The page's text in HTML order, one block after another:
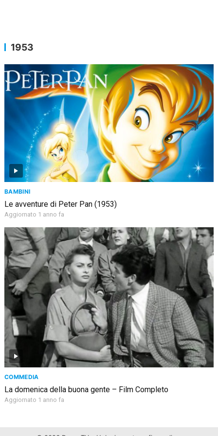
1953
BAMBINI
Le avventure di Peter Pan (1953)
Aggiornato 1 anno fa
COMMEDIA
La domenica della buona gente – Film Completo
Aggiornato 1 anno fa